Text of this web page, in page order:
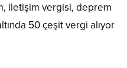
iletişim vergisi, deprem
50 çeşit vergi alıyor